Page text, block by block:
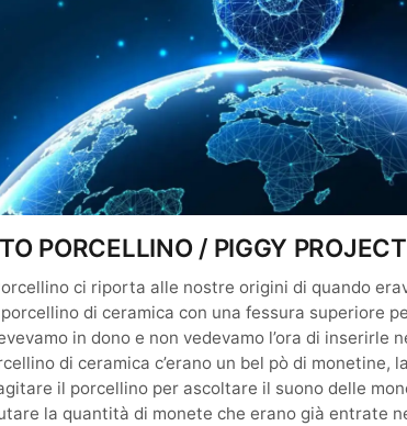
PORCELLINO / PIGGY
ci riporta alle nostre origini di quando
di ceramica con una fessura superiore
in dono e non vedevamo l’ora di inserirle
di ceramica c’erano un bel pò di monetine,
il porcellino per ascoltare il suono delle
la quantità di monete che erano già entrate